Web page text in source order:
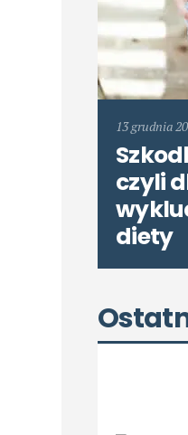
13 grudnia
czyli
diety